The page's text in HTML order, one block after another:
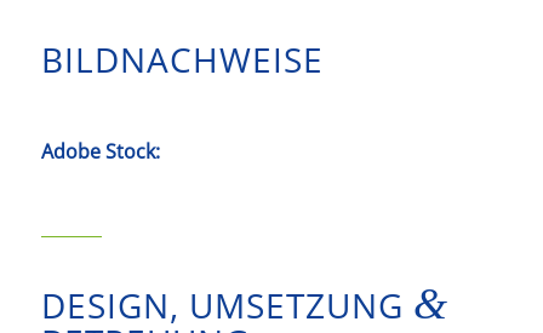
BILDNACHWEISE
Adobe Stock:
DESIGN, UMSETZUNG &